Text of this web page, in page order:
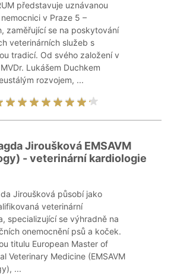
představuje uznávanou
v Praze 5 –
zaměřující se na poskytování
veterinárních služeb s
tradicí. Od svého založení v
Lukášem Duchkem
rozvojem, ...
Jiroušková EMSAVM
- veterinární kardiologie
Jiroušková působí jako
veterinární
specializující se výhradně na
onemocnění psů a koček.
titulu European Master of
Veterinary Medicine (EMSAVM
...